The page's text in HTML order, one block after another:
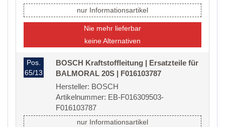
nur Informationsartikel
Nie mehr lieferbar
keine Alternativen
Pos.
65/13
BOSCH Kraftstoffleitung | Ersatzteile für
BALMORAL 20S | F016103787
Hersteller: BOSCH
Artikelnummer: EB-F016309503-
F016103787
nur Informationsartikel